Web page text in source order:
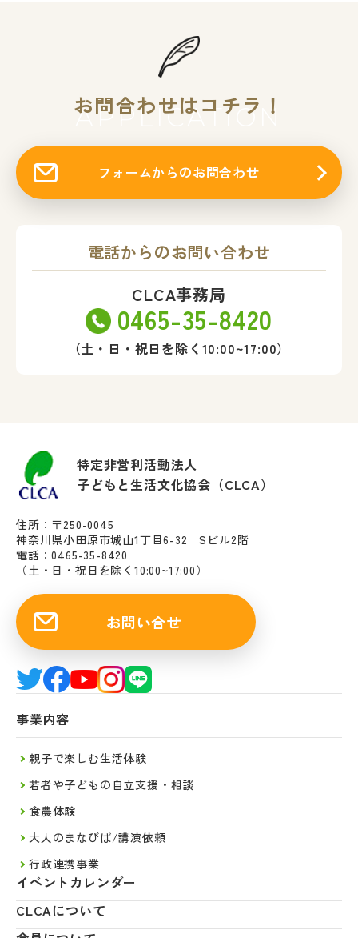
お問合わせはコチラ！
APPLICATION
フォームからのお問合わせ
電話からのお問い合わせ
CLCA事務局
0465-35-8420
（土・日・祝日を除く10:00~17:00）
特定非営利活動法人
子どもと生活文化協会（CLCA）
住所：〒250-0045
神奈川県小田原市城山1丁目6-32 Sビル2階
電話：0465-35-8420
（土・日・祝日を除く10:00~17:00）
お問い合せ
事業内容
親子で楽しむ生活体験
若者や子どもの自立支援・相談
食農体験
大人のまなびば/講演依頼
行政連携事業
イベントカレンダー
CLCAについて